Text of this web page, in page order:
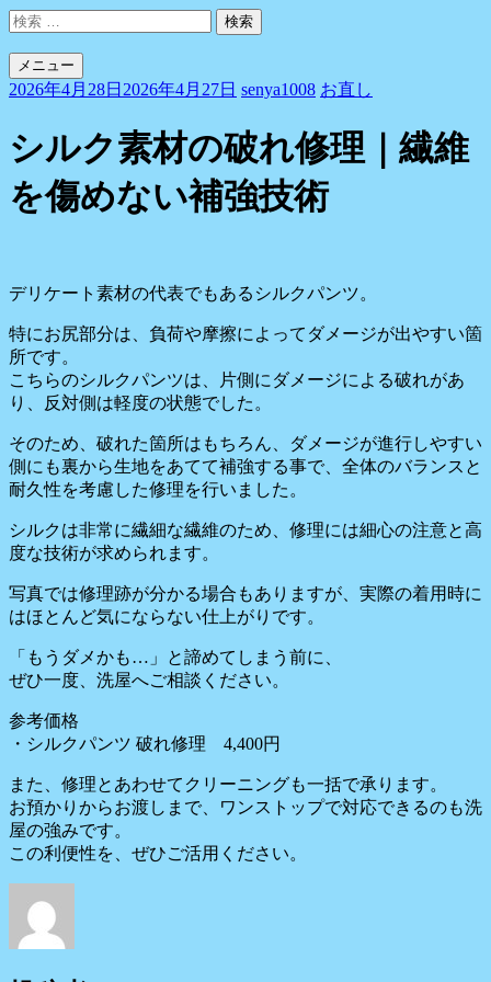
コ
テ
ン
へ
ス
キ
ッ
検
メニュー
2026年4月28日 2026年4月27日 senya1008 お直し
シルク素材の破れ修理｜繊維
を傷めない補強技術
デリケート素材の代表でもあるシルクパンツ。
特にお尻部分は、負荷や摩擦によってダメージが出やすい箇
所です。
こちらのシルクパンツは、片側にダメージによる破れがあ
り、反対側は軽度の状態でした。
そのため、破れた箇所はもちろん、ダメージが進行しやすい
側にも裏から生地をあてて補強する事で、全体のバランスと
耐久性を考慮した修理を行いました。
シルクは非常に繊細な繊維のため、修理には細心の注意と高
度な技術が求められます。
写真では修理跡が分かる場合もありますが、実際の着用時に
はほとんど気にならない仕上がりです。
「もうダメかも…」と諦めてしまう前に、
ぜひ一度、洗屋へご相談ください。
参考価格
・シルクパンツ 破れ修理 4,400円
また、修理とあわせてクリーニングも一括で承ります。
お預かりからお渡しまで、ワンストップで対応できるのも洗
屋の強みです。
この利便性を、ぜひご活用ください。